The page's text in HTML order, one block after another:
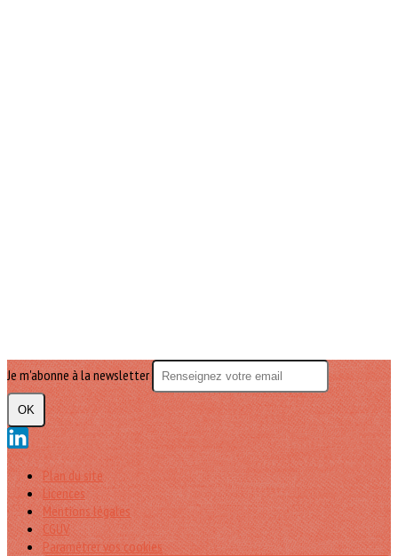
Je m'abonne à la newsletter
OK
Plan du site
Licences
Mentions légales
CGUV
Paramétrer vos cookies